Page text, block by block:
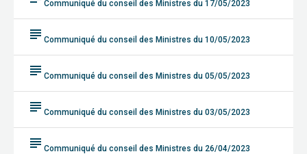
Communiqué du conseil des Ministres du 17/05/2023
subject Communiqué du conseil des Ministres du 10/05/2023
subject Communiqué du conseil des Ministres du 05/05/2023
subject Communiqué du conseil des Ministres du 03/05/2023
subject Communiqué du conseil des Ministres du 26/04/2023